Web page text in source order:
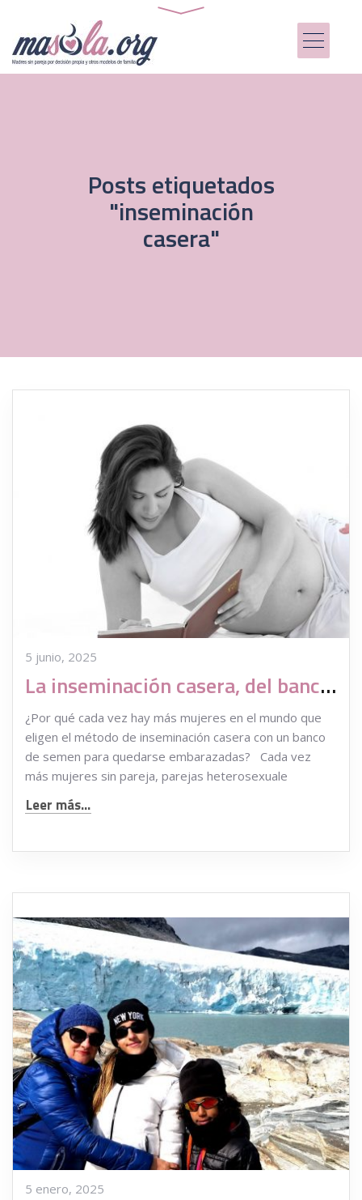
Posts etiquetados
"inseminación
casera"
5 junio, 2025
La inseminación casera, del banco de esperma directo a casa
¿Por qué cada vez hay más mujeres en el mundo que
eligen el método de inseminación casera con un banco
de semen para quedarse embarazadas? Cada vez
más mujeres sin pareja, parejas heterosexuale
Leer más...
5 enero, 2025